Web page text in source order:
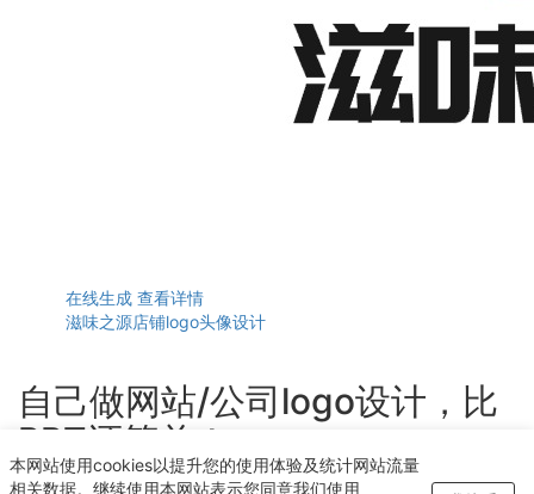
在线生成 查看详情
滋味之源店铺logo头像设计
自己做网站/公司logo设计，比
PPT还简单！
轻点几下即可获得个性化logo设计
本网站使用cookies以提升您的使用体验及统计网站流量
相关数据。继续使用本网站表示您同意我们使用